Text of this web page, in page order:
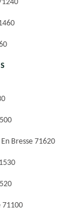
Bresse 71620
71100